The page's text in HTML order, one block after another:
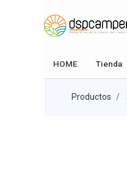
HOME Tienda
Productos